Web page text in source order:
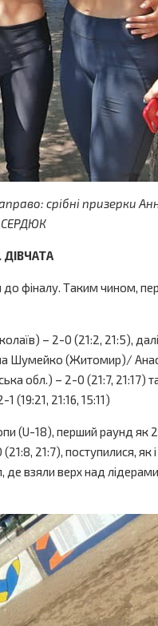
срібні призерки
СЕРДЮК
Таким чином,
– 2-0 (21:2, 21:5),
Шумейко (Житомир)/
обл.) – 2-0 (21:7,
(19:21, 21:16, 15:11)
(U-18), перший раунд як
21:7), поступилися, як
де взяли верх над